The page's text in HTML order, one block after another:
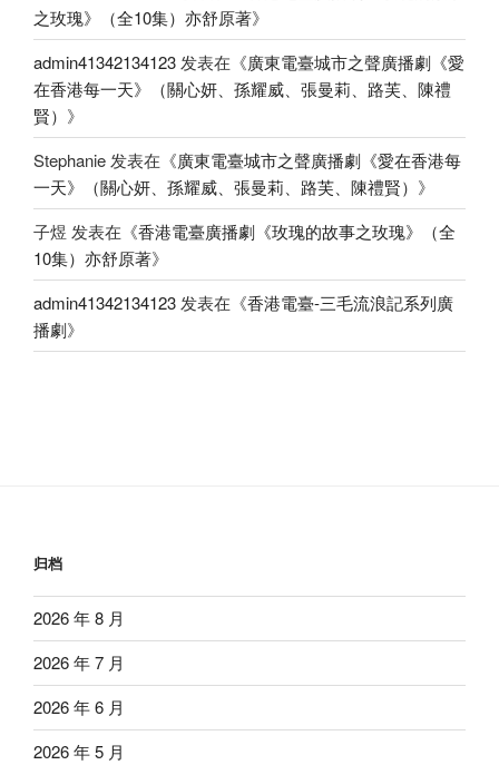
之玫瑰》（全10集）亦舒原著》
admin41342134123 发表在《廣東電臺城市之聲廣播劇《愛
在香港每一天》（關心妍、孫耀威、張曼莉、路芙、陳禮
賢） 》
Stephanie 发表在《廣東電臺城市之聲廣播劇《愛在香港每
一天》（關心妍、孫耀威、張曼莉、路芙、陳禮賢） 》
子煜 发表在《香港電臺廣播劇《玫瑰的故事之玫瑰》（全
10集）亦舒原著》
admin41342134123 发表在《香港電臺-三毛流浪記系列廣
播劇》
归档
2026 年 8 月
2026 年 7 月
2026 年 6 月
2026 年 5 月